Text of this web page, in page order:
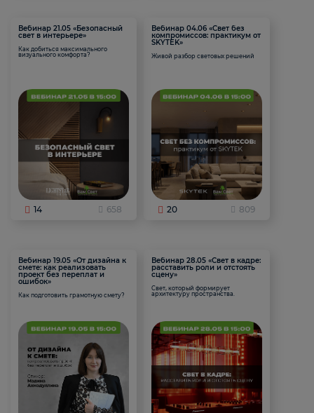
Вебинар 21.05 «Безопасный
свет в интерьере»
Как добиться максимального
визуального комфорта?
14 658
Вебинар 04.06 «Свет без
компромиссов: практикум от
SKYTEK»
Живой разбор световых решений
20 809
Вебинар 19.05 «От дизайна к
смете: как реализовать
проект без переплат и
ошибок»
Как подготовить грамотную смету?
Вебинар 28.05 «Свет в кадре:
расставить роли и отстоять
сцену»
Свет, который формирует
архитектуру пространства.